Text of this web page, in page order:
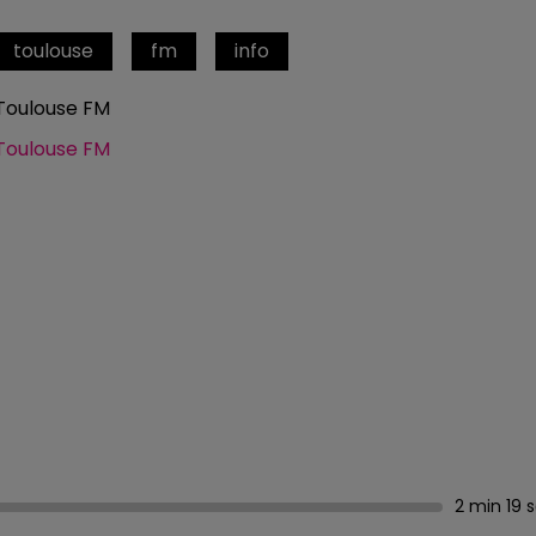
toulouse fm info
FM
FM
2 min 19